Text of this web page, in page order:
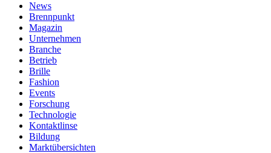
News
Brennpunkt
Magazin
Unternehmen
Branche
Betrieb
Brille
Fashion
Events
Forschung
Technologie
Kontaktlinse
Bildung
Marktübersichten